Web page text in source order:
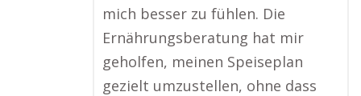
mich besser zu fühlen. Die
Ernährungsberatung hat mir
geholfen, meinen Speiseplan
gezielt umzustellen, ohne dass